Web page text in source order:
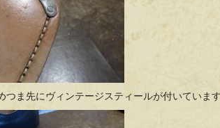
ま先にヴィンテージスティールが付いています